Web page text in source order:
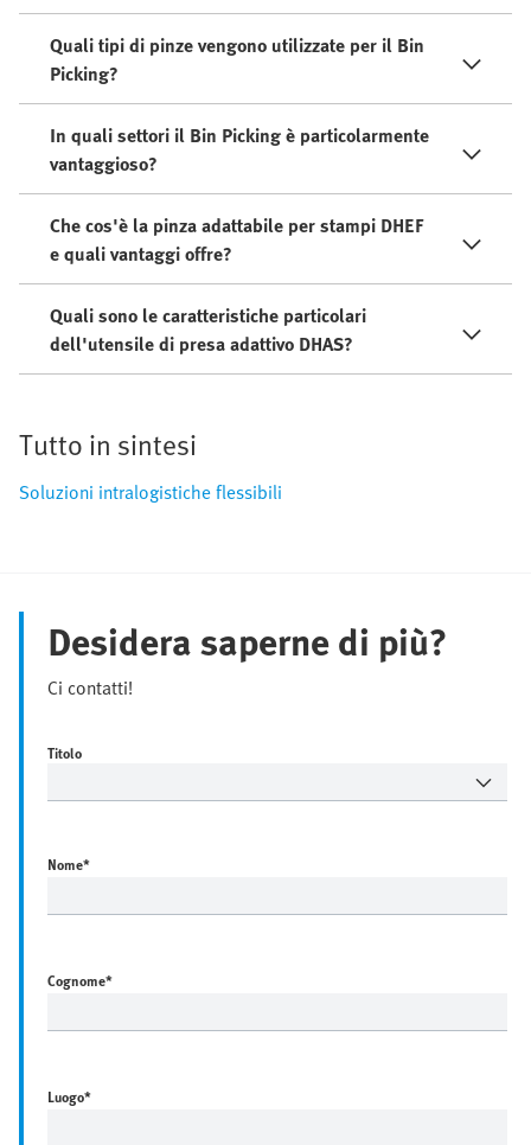
Quali tipi di pinze vengono utilizzate per il Bin
Picking?
In quali settori il Bin Picking è particolarmente
vantaggioso?
Che cos'è la pinza adattabile per stampi DHEF
e quali vantaggi offre?
Quali sono le caratteristiche particolari
dell'utensile di presa adattivo DHAS?
Tutto in sintesi
Soluzioni intralogistiche flessibili
Desidera saperne di più?
Ci contatti!
Titolo
Nome*
Cognome*
Luogo*